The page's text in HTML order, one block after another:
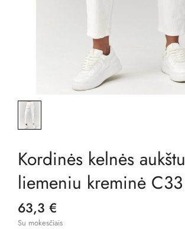
Kordinės kelnės aukštu
liemeniu kreminė C33
63,3 €
Su mokesčiais